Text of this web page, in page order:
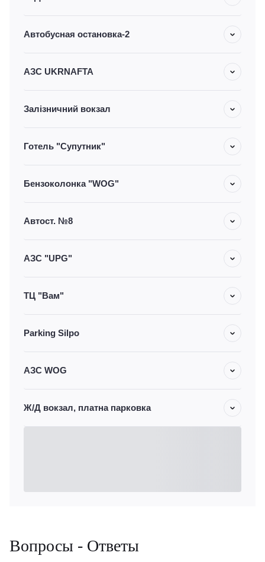
Автобусная остановка-2
АЗС UKRNAFTA
Залізничний вокзал
Готель "Супутник"
Бензоколонка "WOG"
Автост. №8
АЗС "UPG"
ТЦ "Вам"
Parking Silpo
АЗС WOG
Ж/Д вокзал, платна парковка
Вопросы - Ответы